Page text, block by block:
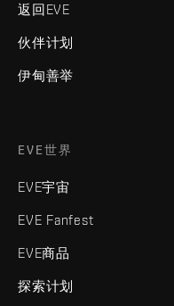
返回EVE
伙伴计划
伊甸善举
EVE世界
EVE宇宙
EVE Fanfest
EVE商品
探索计划